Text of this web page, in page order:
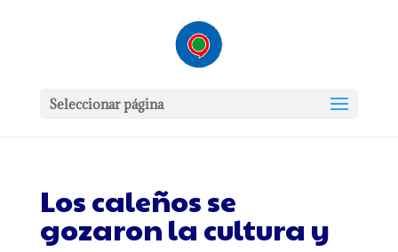
Seleccionar página
Los caleños se
gozaron la cultura y